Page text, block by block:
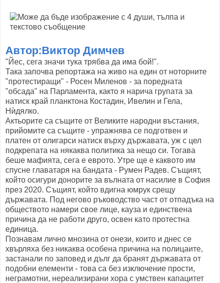
Автор:Виктор Димчев
"Йес, сега значи тука трябва да има бой!".
Така започва репортажа на живо на един от ноторните
"протестиращи" - Росен Миленов - за поредната
"обсада" на Парламента, както я нарича групата за
натиск край планктона Костадин, Ивелин и Гела,
Нѝдялко.
Актьорите са същите от Великите народни въстания,
прийомите са същите - упражнява се подготвен и
платен от олигарси натиск върху държавата, уж с цел
подкрепата на някаква политика за нещо си. Тогава
беше мафията, сега е еврото. Утре ще е каквото им
спусне главатаря на бандата - Румен Радев. Същият,
който осигури донорите за вълната от насилие в София
през 2020. Същият, който вдигна юмрук срещу
държавата. Под негово ръководство част от отпадъка на
обществото намери свое лице, кауза и единствена
причина да не работи друго, освен като протестна
единица.
Познавам лично мнозина от онези, които и днес се
хвърляха без никаква особена причина на полицаите,
застанали по заповед и дълг да бранят държавата от
подобни елементи - това са без изключение прости,
неграмотни, нереализирани хора с умствен капацитет